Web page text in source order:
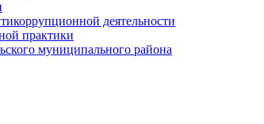
деятельности
практики
муниципального района